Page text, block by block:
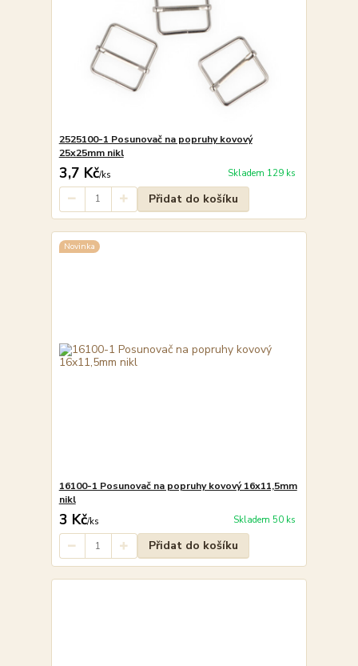
2525100-1 Posunovač na popruhy kovový
25x25mm nikl
3,7 Kč/ks Skladem 129 ks
Přidat do košíku
Novinka
16100-1 Posunovač na popruhy kovový 16x11,5mm
nikl
3 Kč/ks Skladem 50 ks
Přidat do košíku